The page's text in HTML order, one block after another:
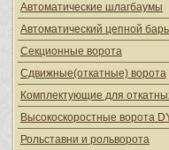
Автоматические шлагбаумы
Автоматический цепной
Секционные ворота
Сдвижные(откатные) ворота
Комплектующие для
Высокоскоростные ворота
Рольставни и рольворота